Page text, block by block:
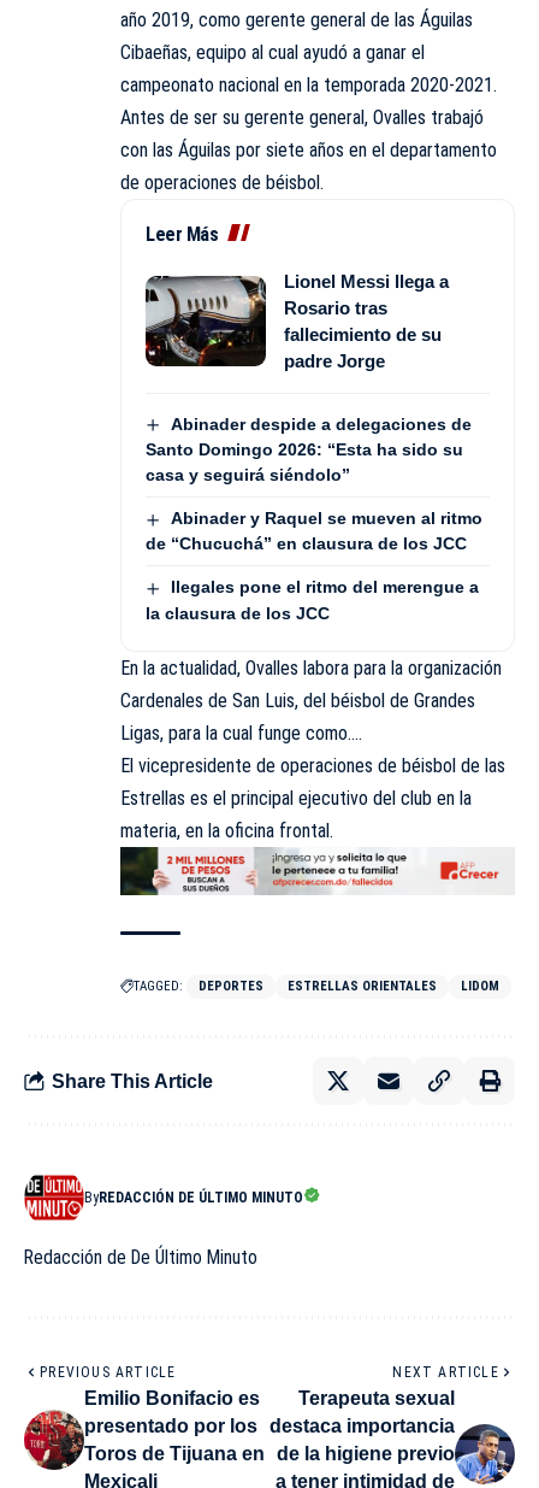
año 2019, como gerente general de las Águilas
Cibaeñas, equipo al cual ayudó a ganar el
campeonato nacional en la temporada 2020-2021.
Antes de ser su gerente general, Ovalles trabajó
con las Águilas por siete años en el departamento
de operaciones de béisbol.
Leer Más
Lionel Messi llega a
Rosario tras
fallecimiento de su
padre Jorge
Abinader despide a delegaciones de
Santo Domingo 2026: “Esta ha sido su
casa y seguirá siéndolo”
Abinader y Raquel se mueven al ritmo
de “Chucuchá” en clausura de los JCC
Ilegales pone el ritmo del merengue a
la clausura de los JCC
En la actualidad, Ovalles labora para la organización
Cardenales de San Luis, del béisbol de Grandes
Ligas, para la cual funge como….
El vicepresidente de operaciones de béisbol de las
Estrellas es el principal ejecutivo del club en la
materia, en la oficina frontal.
TAGGED: DEPORTES ESTRELLAS ORIENTALES LIDOM
Share This Article
ByREDACCIÓN DE ÚLTIMO MINUTO
Redacción de De Último Minuto
PREVIOUS ARTICLE
Emilio Bonifacio es
presentado por los
Toros de Tijuana en
Mexicali
NEXT ARTICLE
Terapeuta sexual
destaca importancia
de la higiene previo
a tener intimidad de